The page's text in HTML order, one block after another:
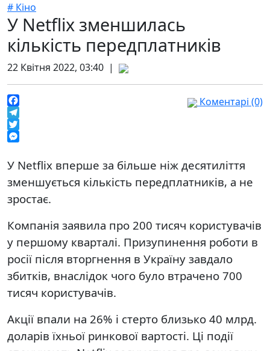
# Кіно
У Netflix зменшилась
кількість передплатників
22 Квітня 2022, 03:40 |
Facebook
Telegram
Twitter
Коментарі (0)
У Netflix вперше за більше ніж десятиліття
зменшується кількість передплатників, а не
зростає.
Компанія заявила про 200 тисяч користувачів
у першому кварталі. Призупинення роботи в
росії після вторгнення в Україну завдало
збитків, внаслідок чого було втрачено 700
тисяч користувачів.
Акції впали на 26% і стерто близько 40 млрд.
доларів їхньої ринкової вартості. Ці події